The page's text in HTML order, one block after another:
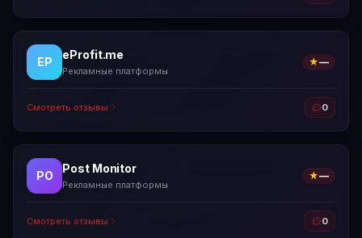
EP
eProfit.me
Рекламные платформы
★—
Смотреть отзывы 0
PO
Post Monitor
Рекламные платформы
★—
Смотреть отзывы 0